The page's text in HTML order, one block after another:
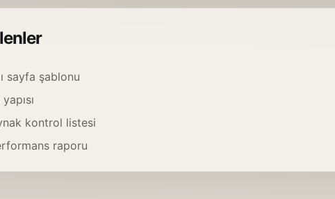
sayfa şablonu
kontrol listesi
raporu